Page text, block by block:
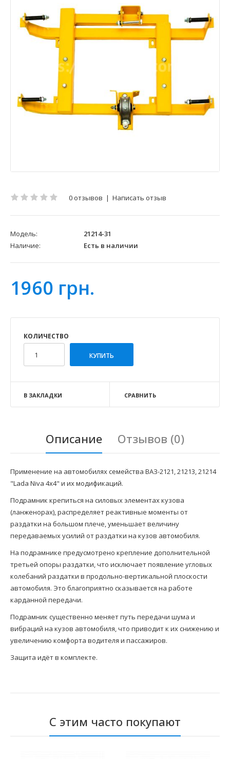
0 отзывов | Написать отзыв
Модель:
21214-31
Наличие:
Есть в наличии
1960 грн.
КОЛИЧЕСТВО
В ЗАКЛАДКИ СРАВНИТЬ
Описание Отзывов (0)
Применение на автомобилях семейства ВАЗ-2121, 21213, 21214
"Lada Niva 4x4" и их модификаций.
Подрамник крепиться на силовых элементах кузова
(ланженорах), распределяет реактивные моменты от
раздатки на большом плече, уменьшает величину
передаваемых усилий от раздатки на кузов автомобиля.
На подрамнике предусмотрено крепление дополнительной
третьей опоры раздатки, что исключает появление угловых
колебаний раздатки в продольно-вертикальной плоскости
автомобиля. Это благоприятно сказывается на работе
карданной передачи.
Подрамник существенно меняет путь передачи шума и
вибраций на кузов автомобиля, что приводит к их снижению и
увеличению комфорта водителя и пассажиров.
Защита идёт в комплекте.
С этим часто покупают